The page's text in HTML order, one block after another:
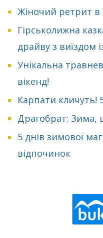
Жіночий ретрит в
Гірськолижна
драйву з виїздом
Унікальна
вікенд!
Карпати кличуть!
Драгобрат: Зима,
5 днів зимової
відпочинок